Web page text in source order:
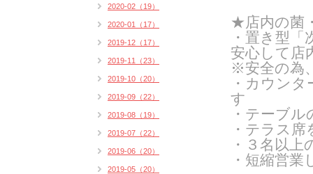
★店内の菌
・置き型
安心して店
※安全の為
・カウン
す
・テーブ
・テラス
・３名以
・短縮営業
2020-02（19）
2020-01（17）
2019-12（17）
2019-11（23）
2019-10（20）
2019-09（22）
2019-08（19）
2019-07（22）
2019-06（20）
2019-05（20）